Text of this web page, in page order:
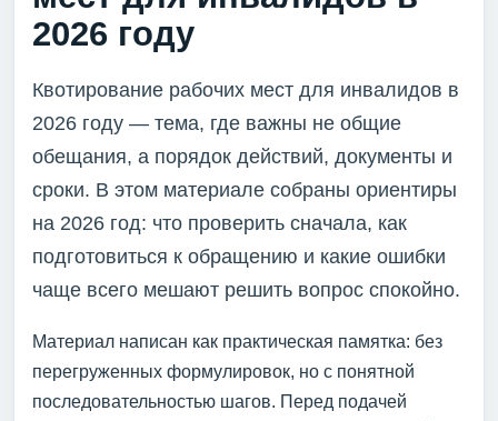
2026 году
Квотирование рабочих мест для инвалидов в
2026 году — тема, где важны не общие
обещания, а порядок действий, документы и
сроки. В этом материале собраны ориентиры
на 2026 год: что проверить сначала, как
подготовиться к обращению и какие ошибки
чаще всего мешают решить вопрос спокойно.
Материал написан как практическая памятка: без
перегруженных формулировок, но с понятной
последовательностью шагов. Перед подачей